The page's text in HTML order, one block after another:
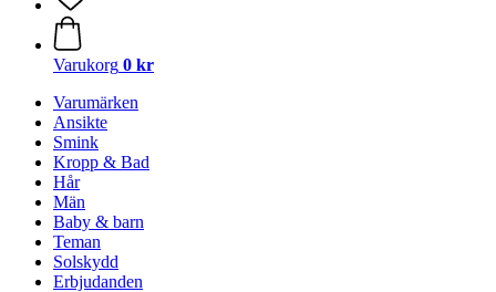
Varukorg 0 kr
Varumärken
Ansikte
Smink
Kropp & Bad
Hår
Män
Baby & barn
Teman
Solskydd
Erbjudanden